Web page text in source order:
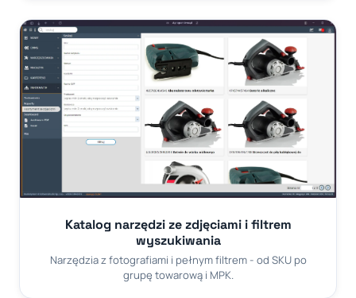
Katalog narzędzi ze zdjęciami i filtrem
wyszukiwania
Narzędzia z fotografiami i pełnym filtrem - od SKU po
grupę towarową i MPK.